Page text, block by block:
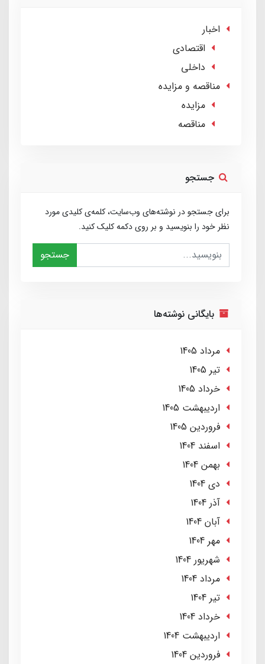
اخبار
اقتصادی
داخلی
مناقصه و مزایده
مزایده
مناقصه
جستجو
برای جستجو در نوشته‌های وب‌سایت، کلمه‌ی کلیدی مورد
نظر خود را بنویسید و بر روی دکمه کلیک کنید.
جستجو
بایگانی نوشته‌ها
مرداد 1405
تير 1405
خرداد 1405
ارديبهشت 1405
فروردین 1405
اسفند 1404
بهمن 1404
دی 1404
آذر 1404
آبان 1404
مهر 1404
شهریور 1404
مرداد 1404
تير 1404
خرداد 1404
ارديبهشت 1404
فروردین 1404